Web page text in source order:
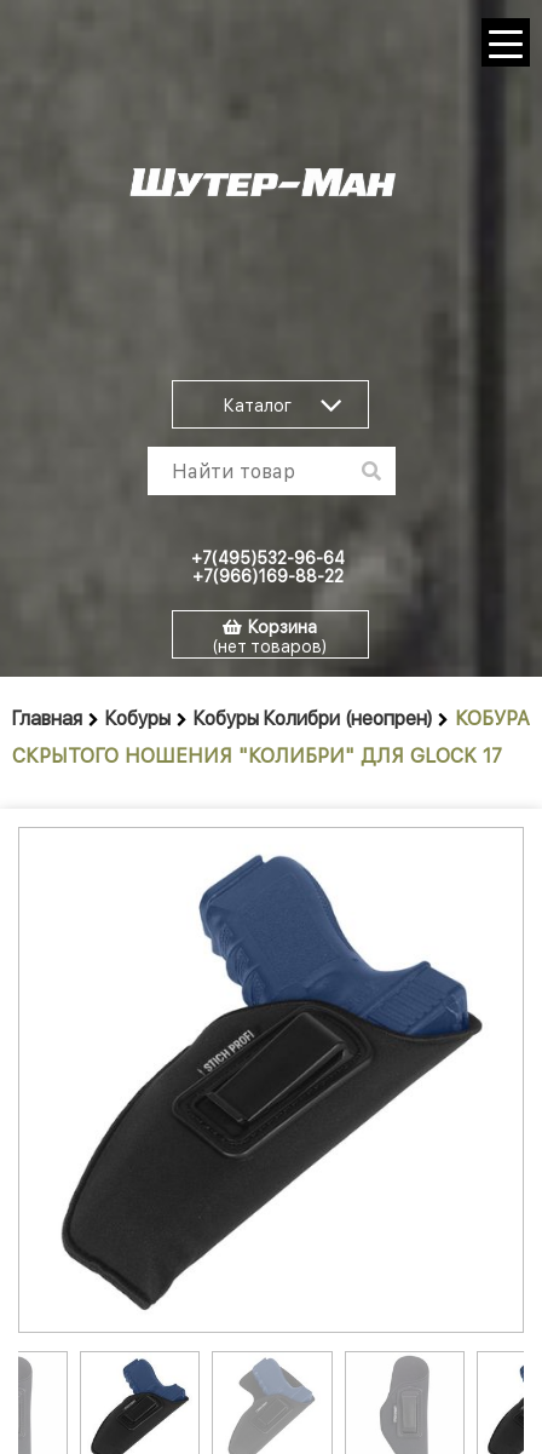
Каталог
+7(495)532-96-64
+7(966)169-88-22
Корзина
(нет товаров)
Главная Кобуры Кобуры Колибри (неопрен)
КОБУРА
СКРЫТОГО НОШЕНИЯ "КОЛИБРИ" ДЛЯ GLOCK 17